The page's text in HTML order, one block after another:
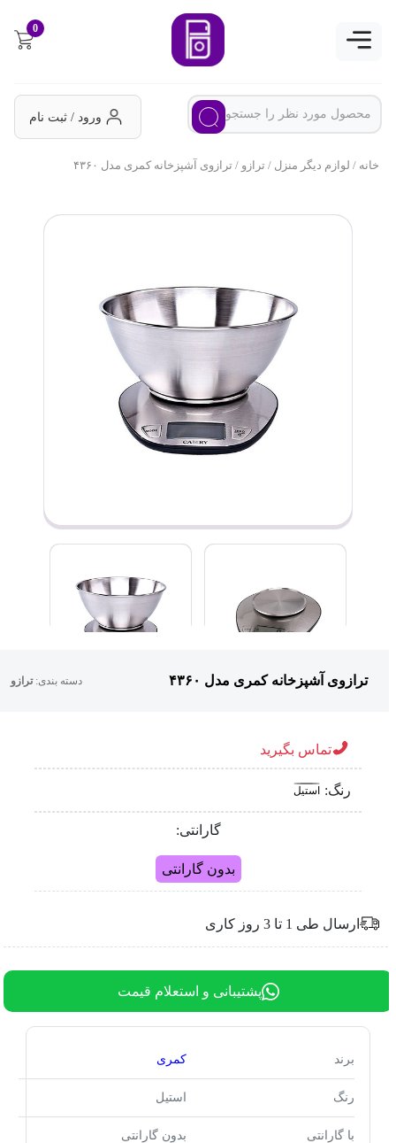
0
ورود / ثبت نام
خانه/ لوازم دیگر منزل/ ترازو / ترازوی آشپزخانه کمری مدل ۴۳۶۰
ترازوی آشپزخانه کمری مدل ۴۳۶۰ دسته بندی:ترازو
تماس بگیرید
رنگ: استیل
گارانتی:
بدون گارانتی
ارسال طی 1 تا 3 روز کاری
پشتیبانی و استعلام قیمت
برند کمری
رنگ استیل
با گارانتی بدون گارانتی